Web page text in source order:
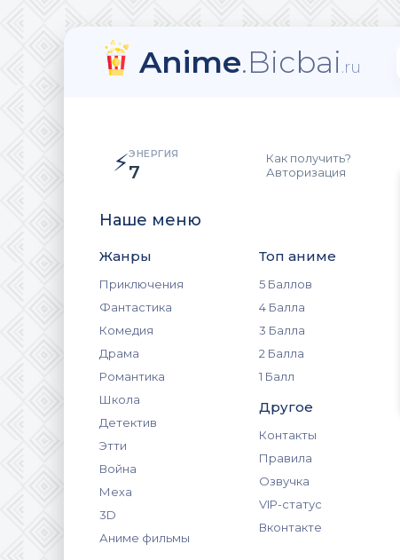
Anime.Bicbai.ru
⚡ЭНЕРГИЯ
7
Как получить?
Авторизация
Наше меню
Жанры
Приключения
Фантастика
Комедия
Драма
Романтика
Школа
Детектив
Этти
Война
Меха
3D
Аниме фильмы
Топ аниме
5 Баллов
4 Балла
3 Балла
2 Балла
1 Балл
Другое
Контакты
Правила
Озвучка
VIP-статус
Вконтакте